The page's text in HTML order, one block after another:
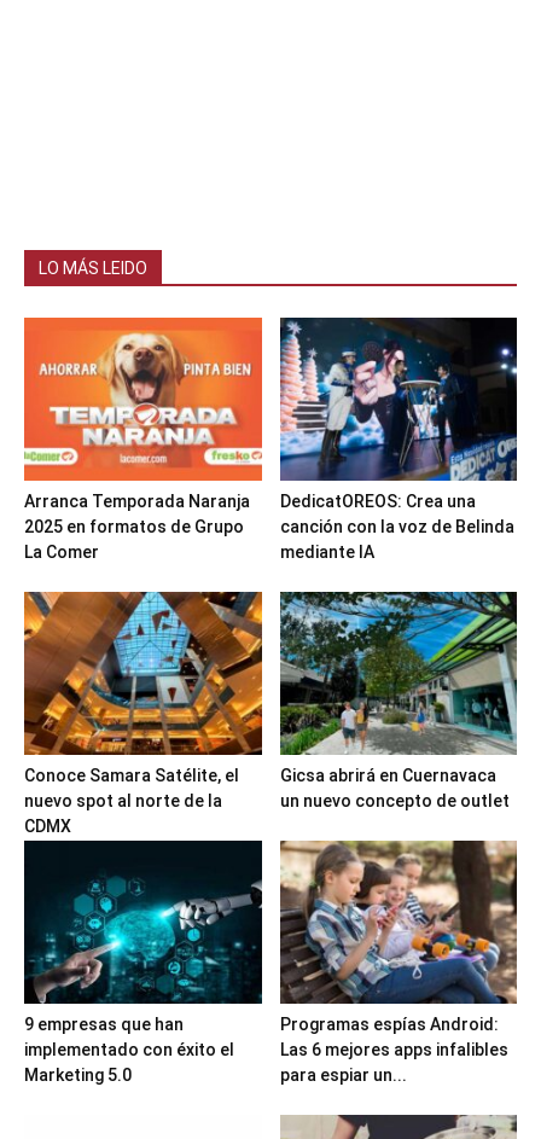
LO MÁS LEIDO
Arranca Temporada Naranja
2025 en formatos de Grupo
La Comer
DedicatOREOS: Crea una
canción con la voz de Belinda
mediante IA
Conoce Samara Satélite, el
nuevo spot al norte de la
CDMX
Gicsa abrirá en Cuernavaca
un nuevo concepto de outlet
9 empresas que han
implementado con éxito el
Marketing 5.0
Programas espías Android:
Las 6 mejores apps infalibles
para espiar un...